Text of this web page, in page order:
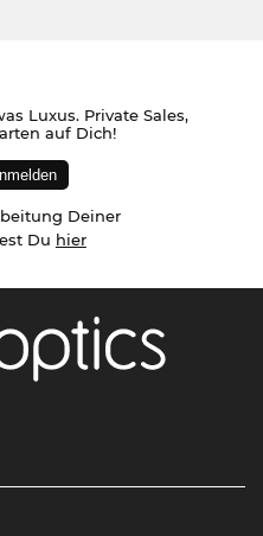
Luxus. Private Sales,
auf Dich!
Deiner
Du hier